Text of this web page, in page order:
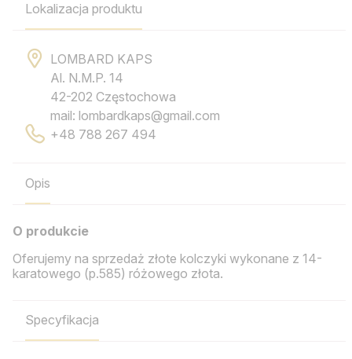
Lokalizacja produktu
LOMBARD KAPS
Al. N.M.P. 14
42-202 Częstochowa
mail: lombardkaps@gmail.com
+48 788 267 494
Opis
O produkcie
Oferujemy na sprzedaż złote kolczyki wykonane z 14-
karatowego (p.585) różowego złota.
Specyfikacja